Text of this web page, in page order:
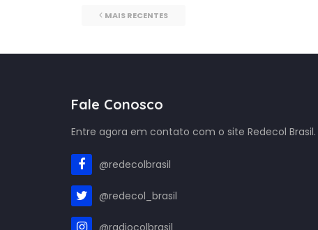
MAIS RECENTES
Fale Conosco
Entre agora em contato com o site Redecol Brasil.
@redecolbrasil
@redecol_brasil
@radiocolbrasil